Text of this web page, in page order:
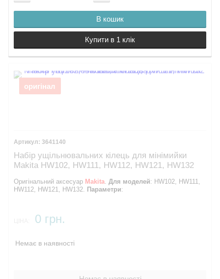
В кошик
Купити в 1 клік
оригінал
3641140
Набір ущільнювальних кілець для мінімийки
Makita HW102, HW111, HW112, HW121, HW132
Оригінальний аксесуар Makita.Для моделей: HW102, HW111,
HW112, HW121, HW132. Параметри:
0 грн.
Немає в наявності